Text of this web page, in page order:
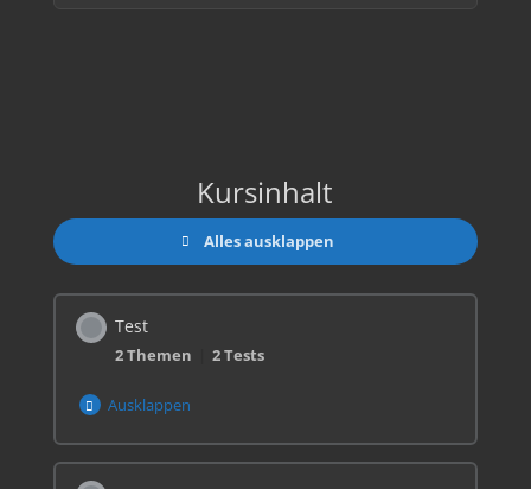
Kursinhalt
Alles ausklappen
Test
2 Themen 2 Tests
Ausklappen
Lektionsinhalt